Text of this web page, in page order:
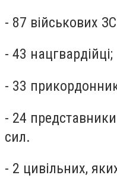
- 87 військових
- 43 нацгвардійці;
- 33
- 24
сил.
- 2 цивільних,